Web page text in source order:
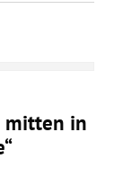
mitten in